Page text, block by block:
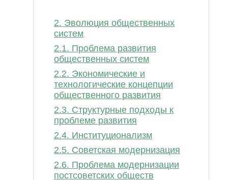
2. Эволюция общественных
систем
2.1. Проблема развития
общественных систем
2.2. Экономические и
технологические концепции
общественного развития
2.3. Структурные подходы к
проблеме развития
2.4. Институционализм
2.5. Советская модернизация
2.6. Проблема модернизации
постсоветских обществ